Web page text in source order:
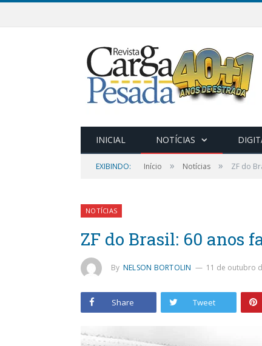
INICIAL NOTÍCIAS
EXIBINDO: Início » Notícias » ZF do
NOTÍCIAS
ZF do Brasil: 60 anos
By NELSON BORTOLIN 11 de outubro
Share Tweet